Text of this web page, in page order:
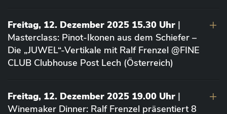
Freitag, 12. Dezember 2025 15.30 Uhr |
Masterclass: Pinot-Ikonen aus dem Schiefer –
Die „JUWEL“-Vertikale mit Ralf Frenzel @FINE
CLUB Clubhouse Post Lech (Österreich)
Freitag, 12. Dezember 2025 19.00 Uhr |
Winemaker Dinner: Ralf Frenzel präsentiert 8